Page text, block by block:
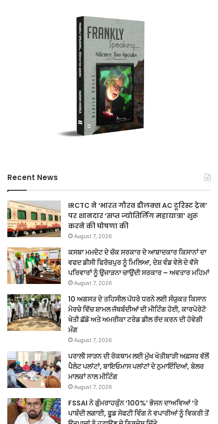
Recent News
IRCTC ने ‘भारत गौरव डीलक्स AC टूरिस्ट ट्रेन’
पर शानदार ‘सप्त ज्योतिर्लिंग महायात्रा’ शुरू
करने की घोषणा की
August 7, 2026
ਕਸਬਾ ਮਮਦੋਟ ਦੇ ਚੱਕ ਸਰਕਾਰ ਦੇ ਆਬਾਦਕਾਰ ਕਿਸਾਨਾਂ ਦਾ
ਵਫਦ ਡੀਸੀ ਫਿਰੋਜ਼ਪੁਰ ਨੂੰ ਮਿਲਿਆ, ਦੇਸ਼ ਵੰਡ ਵੇਲੇ ਦੇ ਵੱਸੇ
ਪਰਿਵਾਰਾਂ ਨੂੰ ਉਜਾੜਨਾ ਚਾਉਂਦੀ ਸਰਕਾਰ – ਅਵਤਾਰ ਮਹਿਮਾਂ
August 7, 2026
10 ਅਗਸਤ ਦੇ ਤਹਿਸੀਲ ਪੱਧਰੇ ਧਰਨੇ ਲਈ ਸੰਯੁਕਤ ਕਿਸਾਨ
ਮੋਰਚੇ ਵਿੱਚ ਸ਼ਾਮਲ ਜੱਥਬੰਦੀਆਂ ਦੀ ਮੀਟਿੰਗ ਹੋਈ, ਕਾਰਪੋਰੇਟੋ
ਖੇਤੀ ਛੱਡੋ ਅਤੇ ਅਮਰੀਕਾ ਟਰੇਡ ਡੀਲ ਰੱਦ ਕਰਨ ਦੀ ਹੋਵੇਗੀ
ਮੰਗ
August 7, 2026
ਪਰਾਲੀ ਸਾੜਨ ਦੀ ਰੋਕਥਾਮ ਲਈ ਮੁੱਖ ਖੇਤੀਬਾੜੀ ਅਫ਼ਸਰ ਵੱਲੋਂ
ਪੈਲੇਟ ਪਲਾਂਟਾਂ, ਬਾਇਓਮਾਸ ਪਲਾਂਟਾਂ ਦੇ ਨੁਮਾਇੰਦਿਆਂ, ਬੇਲਰ
ਮਾਲਕਾਂ ਨਾਲ ਮੀਟਿੰਗ
August 7, 2026
FSSAI ਨੇ ਗੁੰਮਰਾਹਕੁੰਨ ‘100%’ ਭੋਜਨ ਦਾਅਵਿਆਂ ‘ਤੇ
ਪਾਬੰਦੀ ਲਗਾਈ, ਫੂਡ ਸੇਫਟੀ ਵਿੰਗ ਨੇ ਵਪਾਰੀਆਂ ਨੂੰ ਵਿਕਰੀ ਤੋਂ